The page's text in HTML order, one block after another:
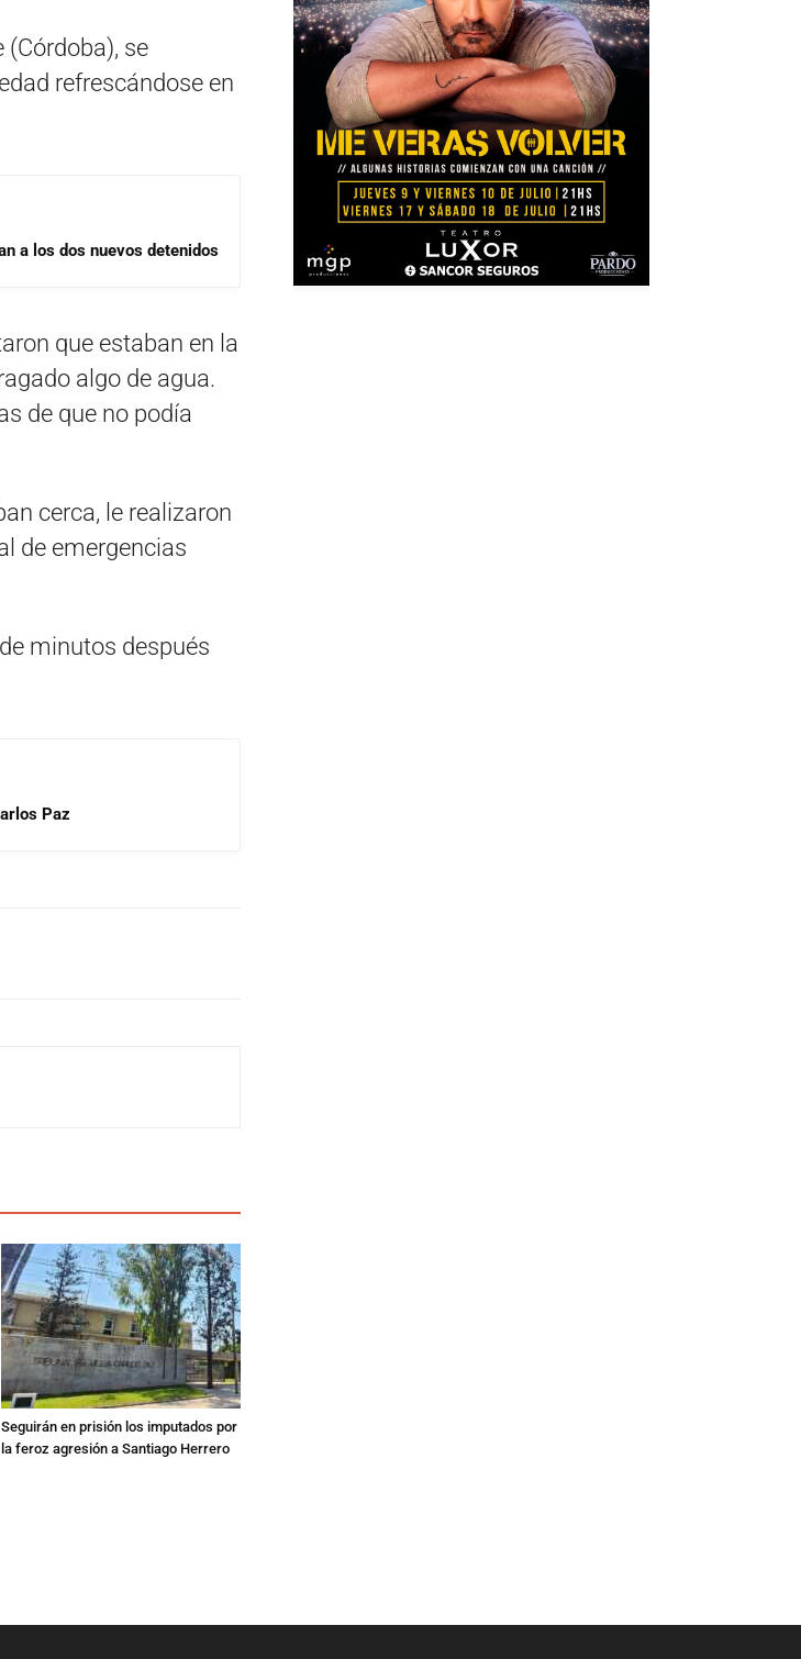
(Córdoba), se
refrescándose en
a los dos nuevos detenidos
que estaban en la
algo de agua.
de que no podía
cerca, le realizaron
de emergencias
minutos después
Paz
Seguirán en prisión los imputados por
la feroz agresión a Santiago Herrero